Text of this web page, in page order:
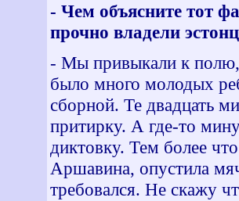
- Чем объясните тот
прочно владели
- Мы привыкали к полю,
было много молодых
сборной. Те двадцать
притирку. А где-то
диктовку. Тем более
Аршавина, опустила
требовался. Не скажу